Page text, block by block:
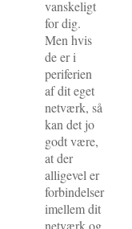
vanskeligt
for dig.
Men hvis
de er i
periferien
af dit eget
netværk, så
kan det jo
godt være,
at der
alligevel er
forbindelser
imellem dit
netværk og